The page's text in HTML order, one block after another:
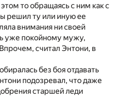
то обращаясь с ним как с
решил ту или иную ее
внимания ни своей
уже покойному мужу,
считал Энтони, в
без боя отдавать
подозревал, что даже
старшей леди